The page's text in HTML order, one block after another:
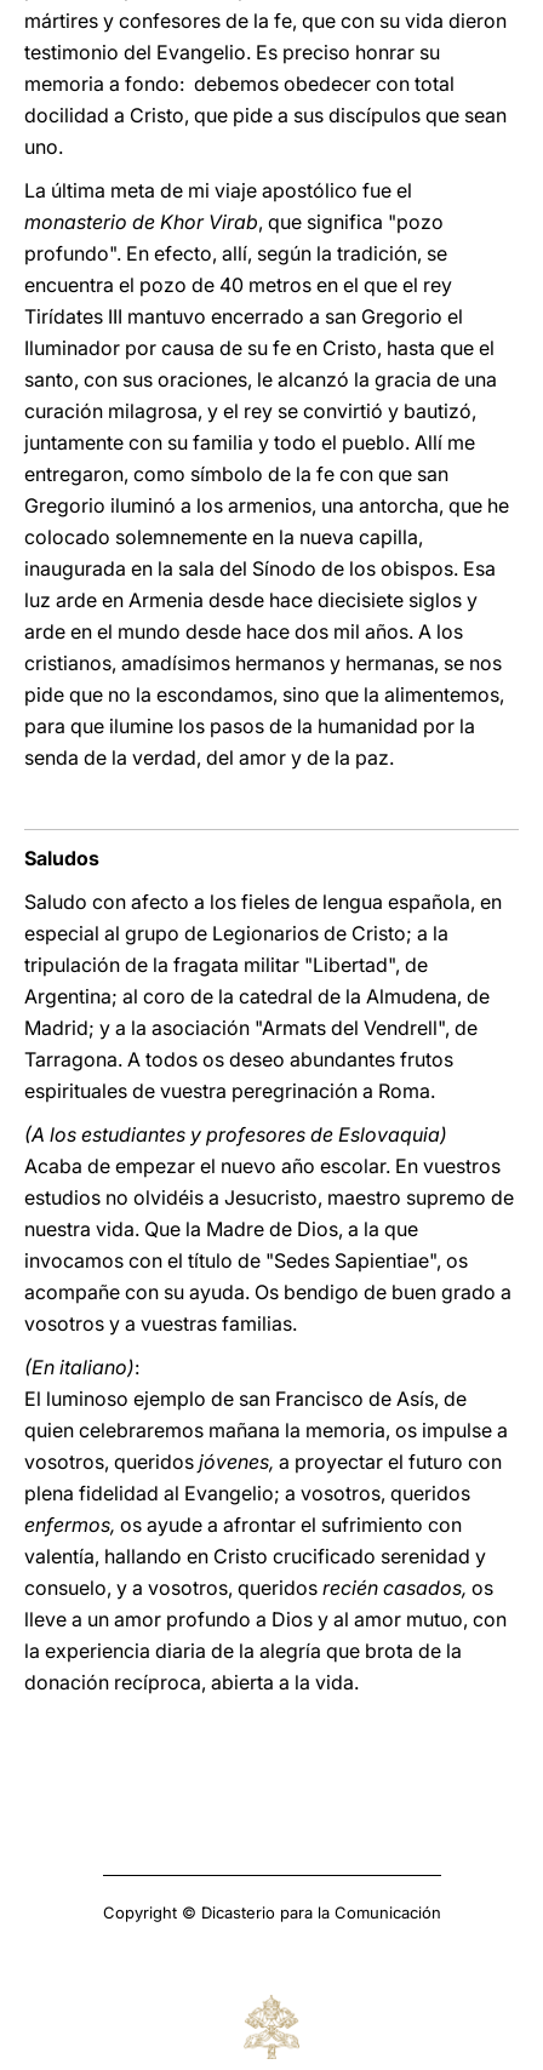
mártires y confesores de la fe, que con su vida dieron
testimonio del Evangelio. Es preciso honrar su
memoria a fondo: debemos obedecer con total
docilidad a Cristo, que pide a sus discípulos que sean
uno.
La última meta de mi viaje apostólico fue el
monasterio de Khor Virab, que significa "pozo
profundo". En efecto, allí, según la tradición, se
encuentra el pozo de 40 metros en el que el rey
Tirídates III mantuvo encerrado a san Gregorio el
Iluminador por causa de su fe en Cristo, hasta que el
santo, con sus oraciones, le alcanzó la gracia de una
curación milagrosa, y el rey se convirtió y bautizó,
juntamente con su familia y todo el pueblo. Allí me
entregaron, como símbolo de la fe con que san
Gregorio iluminó a los armenios, una antorcha, que he
colocado solemnemente en la nueva capilla,
inaugurada en la sala del Sínodo de los obispos. Esa
luz arde en Armenia desde hace diecisiete siglos y
arde en el mundo desde hace dos mil años. A los
cristianos, amadísimos hermanos y hermanas, se nos
pide que no la escondamos, sino que la alimentemos,
para que ilumine los pasos de la humanidad por la
senda de la verdad, del amor y de la paz.
Saludos
Saludo con afecto a los fieles de lengua española, en
especial al grupo de Legionarios de Cristo; a la
tripulación de la fragata militar "Libertad", de
Argentina; al coro de la catedral de la Almudena, de
Madrid; y a la asociación "Armats del Vendrell", de
Tarragona. A todos os deseo abundantes frutos
espirituales de vuestra peregrinación a Roma.
(A los estudiantes y profesores de Eslovaquia)
Acaba de empezar el nuevo año escolar. En vuestros
estudios no olvidéis a Jesucristo, maestro supremo de
nuestra vida. Que la Madre de Dios, a la que
invocamos con el título de "Sedes Sapientiae", os
acompañe con su ayuda. Os bendigo de buen grado a
vosotros y a vuestras familias.
(En italiano):
El luminoso ejemplo de san Francisco de Asís, de
quien celebraremos mañana la memoria, os impulse a
vosotros, queridos jóvenes, a proyectar el futuro con
plena fidelidad al Evangelio; a vosotros, queridos
enfermos, os ayude a afrontar el sufrimiento con
valentía, hallando en Cristo crucificado serenidad y
consuelo, y a vosotros, queridos recién casados, os
lleve a un amor profundo a Dios y al amor mutuo, con
la experiencia diaria de la alegría que brota de la
donación recíproca, abierta a la vida.
Copyright © Dicasterio para la Comunicación